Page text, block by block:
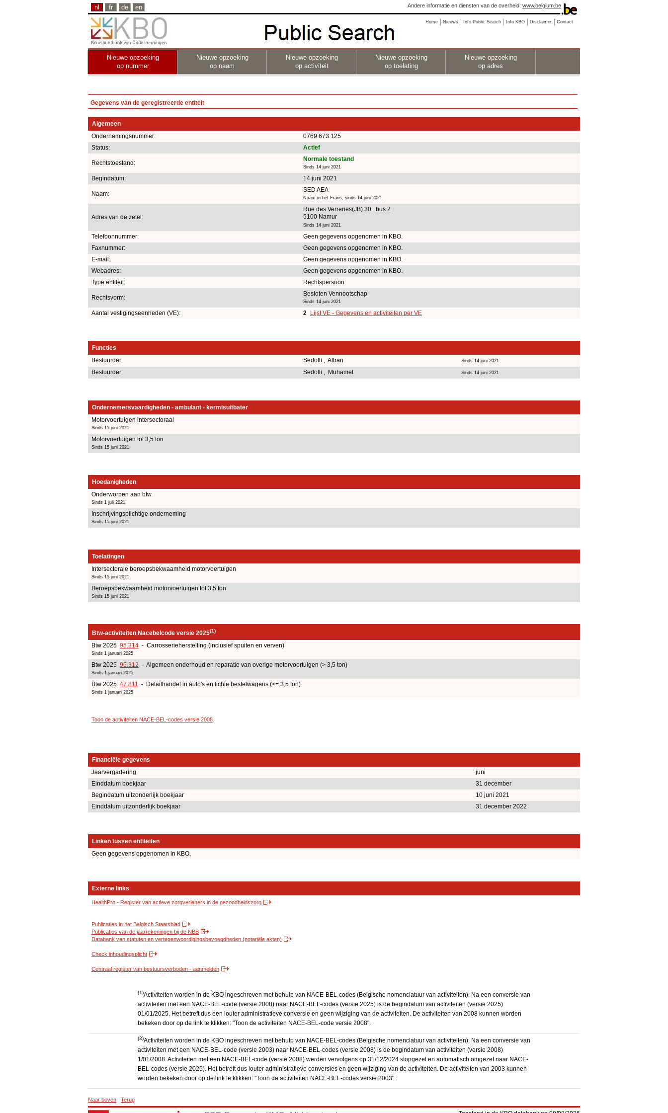
nl fr de en Andere informatie en diensten van de overheid: www.belgium.be
Home Nieuws Info Public Search Info KBO Disclaimer Contact
Nieuwe opzoeking
op nummer
Nieuwe opzoeking
op naam
Nieuwe opzoeking
op activiteit
Nieuwe opzoeking
op toelating
Nieuwe opzoeking
op adres
Gegevens van de geregistreerde entiteit
Algemeen
Ondernemingsnummer:
0769.673.125
Status:
Actief
Rechtstoestand:
Normale toestand
Sinds 14 juni 2021
Begindatum: 14 juni 2021
Naam:
SED AEA
Naam in het Frans, sinds 14 juni 2021
Adres van de zetel:
Rue des Verreries(JB) 30 bus 2
5100 Namur
Sinds 14 juni 2021
Telefoonnummer:
Geen gegevens opgenomen in KBO.
Faxnummer:
Geen gegevens opgenomen in KBO.
E-mail:
Geen gegevens opgenomen in KBO.
Webadres:
Geen gegevens opgenomen in KBO.
Type entiteit:
Rechtspersoon
Rechtsvorm:
Besloten Vennootschap
Sinds 14 juni 2021
Aantal vestigingseenheden (VE): 2 Lijst VE - Gegevens en activiteiten per VE
Functies
Bestuurder
Sedolli , Alban Sinds 14 juni 2021
Bestuurder Sedolli , Muhamet Sinds 14 juni 2021
Ondernemersvaardigheden - ambulant - kermisuitbater
Motorvoertuigen intersectoraal
Sinds 15 juni 2021
Motorvoertuigen tot 3,5 ton
Sinds 15 juni 2021
Hoedanigheden
Onderworpen aan btw
Sinds 1 juli 2021
Inschrijvingsplichtige onderneming
Sinds 15 juni 2021
Toelatingen
Intersectorale beroepsbekwaamheid motorvoertuigen
Sinds 15 juni 2021
Beroepsbekwaamheid motorvoertuigen tot 3,5 ton
Sinds 15 juni 2021
Btw-activiteiten Nacebelcode versie 2025(1)
Btw 2025 95.314 - Carrosserieherstelling (inclusief spuiten en verven)
Sinds 1 januari 2025
Btw 2025 95.312 - Algemeen onderhoud en reparatie van overige motorvoertuigen (> 3,5 ton)
Sinds 1 januari 2025
Btw 2025 47.811 - Detailhandel in auto's en lichte bestelwagens (<= 3,5 ton)
Sinds 1 januari 2025
Toon de activiteiten NACE-BEL-codes versie 2008
Financiële gegevens
Jaarvergadering
juni
Einddatum boekjaar
31 december
Begindatum uitzonderlijk boekjaar
10 juni 2021
Einddatum uitzonderlijk boekjaar
31 december 2022
Linken tussen entiteiten
Geen gegevens opgenomen in KBO.
Externe links
HealthPro - Register van actieve zorgverleners in de gezondheidszorg
Publicaties in het Belgisch Staatsblad
Publicaties van de jaarrekeningen bij de NBB
Databank van statuten en vertegenwoordigingsbevoegdheden (notariële akten)
Check inhoudingsplicht
Centraal register van bestuursverboden - aanmelden
(1)Activiteiten worden in de KBO ingeschreven met behulp van NACE-BEL-codes (Belgische nomenclatuur van activiteiten). Na een conversie van
activiteiten met een NACE-BEL-code (versie 2008) naar NACE-BEL-codes (versie 2025) is de begindatum van activiteiten (versie 2025)
01/01/2025. Het betreft dus een louter administratieve conversie en geen wijziging van de activiteiten. De activiteiten van 2008 kunnen worden
bekeken door op de link te klikken: "Toon de activiteiten NACE-BEL-code versie 2008".
(2)Activiteiten worden in de KBO ingeschreven met behulp van NACE-BEL-codes (Belgische nomenclatuur van activiteiten). Na een conversie van
activiteiten met een NACE-BEL-code (versie 2003) naar NACE-BEL-codes (versie 2008) is de begindatum van activiteiten (versie 2008)
1/01/2008. Activiteiten met een NACE-BEL-code (versie 2008) werden vervolgens op 31/12/2024 stopgezet en automatisch omgezet naar NACE-
BEL-codes (versie 2025). Het betreft dus louter administratieve conversies en geen wijziging van de activiteiten. De activiteiten van 2003 kunnen
worden bekeken door op de link te klikken: "Toon de activiteiten NACE-BEL-codes versie 2003".
Naar boven Terug